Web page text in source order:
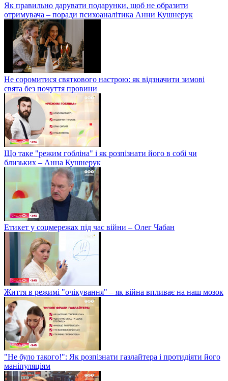
Як правильно дарувати подарунки, щоб не образити
отримувача – поради психоаналітика Анни Кушнерук
Не соромитися святкового настрою: як відзначити зимові
свята без почуття провини
Що таке "режим гобліна" і як розпізнати його в собі чи
близьких – Анна Кушнерук
Етикет у соцмережах під час війни – Олег Чабан
Життя в режимі "очікування" – як війна впливає на наш мозок
"Не було такого!": Як розпізнати газлайтера і протидіяти його
маніпуляціям